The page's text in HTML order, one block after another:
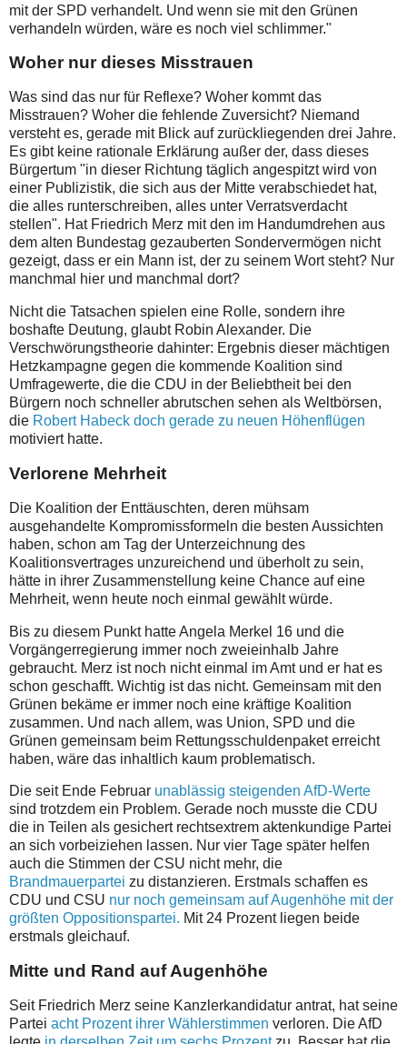
mit der SPD verhandelt. Und wenn sie mit den Grünen
verhandeln würden, wäre es noch viel schlimmer."
Woher nur dieses Misstrauen
Was sind das nur für Reflexe? Woher kommt das
Misstrauen? Woher die fehlende Zuversicht? Niemand
versteht es, gerade mit Blick auf zurückliegenden drei Jahre.
Es gibt keine rationale Erklärung außer der, dass dieses
Bürgertum "in dieser Richtung täglich angespitzt wird von
einer Publizistik, die sich aus der Mitte verabschiedet hat,
die alles runterschreiben, alles unter Verratsverdacht
stellen". Hat Friedrich Merz mit den im Handumdrehen aus
dem alten Bundestag gezauberten Sondervermögen nicht
gezeigt, dass er ein Mann ist, der zu seinem Wort steht? Nur
manchmal hier und manchmal dort?
Nicht die Tatsachen spielen eine Rolle, sondern ihre
boshafte Deutung, glaubt Robin Alexander. Die
Verschwörungstheorie dahinter: Ergebnis dieser mächtigen
Hetzkampagne gegen die kommende Koalition sind
Umfragewerte, die die CDU in der Beliebtheit bei den
Bürgern noch schneller abrutschen sehen als Weltbörsen,
die Robert Habeck doch gerade zu neuen Höhenflügen
motiviert hatte.
Verlorene Mehrheit
Die Koalition der Enttäuschten, deren mühsam
ausgehandelte Kompromissformeln die besten Aussichten
haben, schon am Tag der Unterzeichnung des
Koalitionsvertrages unzureichend und überholt zu sein,
hätte in ihrer Zusammenstellung keine Chance auf eine
Mehrheit, wenn heute noch einmal gewählt würde.
Bis zu diesem Punkt hatte Angela Merkel 16 und die
Vorgängerregierung immer noch zweieinhalb Jahre
gebraucht. Merz ist noch nicht einmal im Amt und er hat es
schon geschafft. Wichtig ist das nicht. Gemeinsam mit den
Grünen bekäme er immer noch eine kräftige Koalition
zusammen. Und nach allem, was Union, SPD und die
Grünen gemeinsam beim Rettungsschuldenpaket erreicht
haben, wäre das inhaltlich kaum problematisch.
Die seit Ende Februar unablässig steigenden AfD-Werte
sind trotzdem ein Problem. Gerade noch musste die CDU
die in Teilen als gesichert rechtsextrem aktenkundige Partei
an sich vorbeiziehen lassen. Nur vier Tage später helfen
auch die Stimmen der CSU nicht mehr, die
Brandmauerpartei zu distanzieren. Erstmals schaffen es
CDU und CSU nur noch gemeinsam auf Augenhöhe mit der
größten Oppositionspartei. Mit 24 Prozent liegen beide
erstmals gleichauf.
Mitte und Rand auf Augenhöhe
Seit Friedrich Merz seine Kanzlerkandidatur antrat, hat seine
Partei acht Prozent ihrer Wählerstimmen verloren. Die AfD